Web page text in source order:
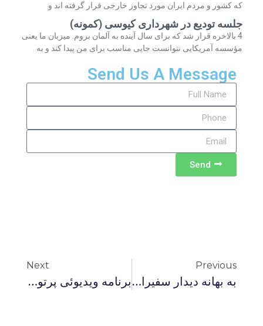
که کشور و مردم ایران مورد تجاوز خارجی قرار گرفته اند و
جلسه تودیع در شهرداری کیوسی (کمونه)
4 بالاخره قرار شد که برای سال آینده به آلمان بروم. میزبان ما یعنی
مؤسسه آمریکایی نتوانست جایی مناسب برای من پیدا کند و به
Send Us A Message
Send
Previous
به بهانه دیدار سفیران خارجی از زندان اوین
Next
برنامه ویدیوئى پرتو نور تحت عنوان: چرا جريان عدالت‌خواه شكست خورد؟